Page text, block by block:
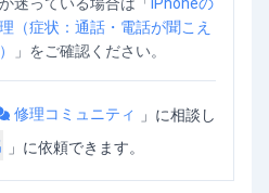
（症状：通話・電話が聞こえ
」をご確認ください。
修理コミュニティ 」 に相談し
」に依頼できます。